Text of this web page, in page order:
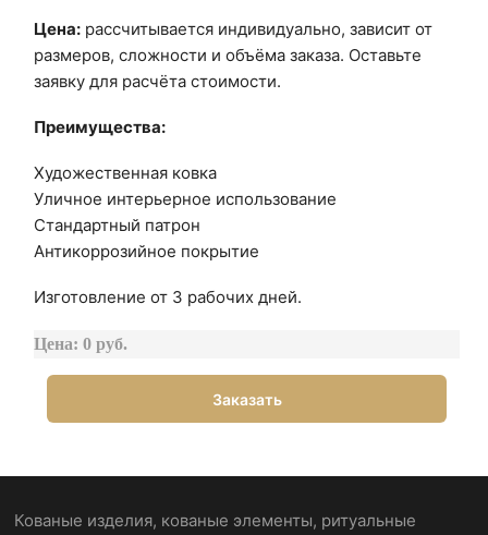
Цена: рассчитывается индивидуально, зависит от
размеров, сложности и объёма заказа. Оставьте
заявку для расчёта стоимости.
Преимущества:
Художественная ковка
Уличное интерьерное использование
Стандартный патрон
Антикоррозийное покрытие
Изготовление от 3 рабочих дней.
Цена: 0 руб.
Заказать
Кованые изделия, кованые элементы, ритуальные